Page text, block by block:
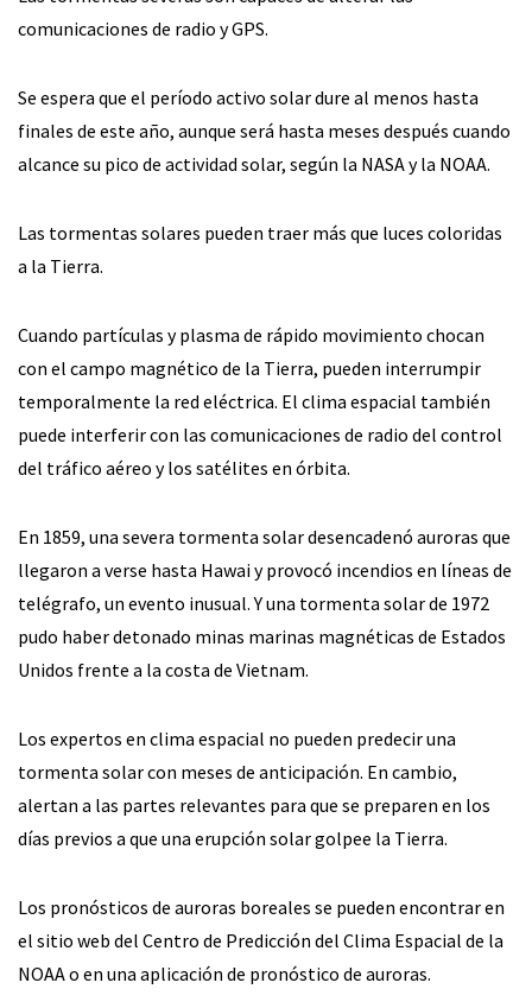
comunicaciones de radio y GPS.
Se espera que el período activo solar dure al menos hasta
finales de este año, aunque será hasta meses después cuando
alcance su pico de actividad solar, según la NASA y la NOAA.
Las tormentas solares pueden traer más que luces coloridas
a la Tierra.
Cuando partículas y plasma de rápido movimiento chocan
con el campo magnético de la Tierra, pueden interrumpir
temporalmente la red eléctrica. El clima espacial también
puede interferir con las comunicaciones de radio del control
del tráfico aéreo y los satélites en órbita.
En 1859, una severa tormenta solar desencadenó auroras que
llegaron a verse hasta Hawai y provocó incendios en líneas de
telégrafo, un evento inusual. Y una tormenta solar de 1972
pudo haber detonado minas marinas magnéticas de Estados
Unidos frente a la costa de Vietnam.
Los expertos en clima espacial no pueden predecir una
tormenta solar con meses de anticipación. En cambio,
alertan a las partes relevantes para que se preparen en los
días previos a que una erupción solar golpee la Tierra.
Los pronósticos de auroras boreales se pueden encontrar en
el sitio web del Centro de Predicción del Clima Espacial de la
NOAA o en una aplicación de pronóstico de auroras.